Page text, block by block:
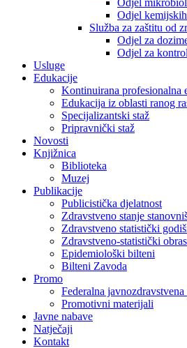
Odjel
Odjel
Služba za zaštitu od
Odjel za
Odjel za
Usluge
Edukacije
Kontinuirana profesionalna
Edukacija iz oblasti ranog
Specijalizantski staž
Pripravnički staž
Novosti
Knjižnica
Biblioteka
Muzej
Publikacije
Publicistička djelatnost
Zdravstveno stanje
Zdravstveno statistički
Zdravstveno-statistički
Epidemiološki bilteni
Bilteni Zavoda
Promo
Federalna
Promotivni materijali
Javne nabave
Natječaji
Kontakt